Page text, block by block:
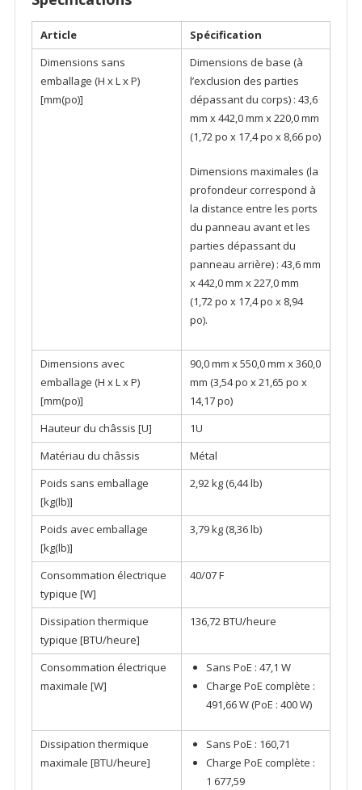
Article
Spécification
Dimensions sans
emballage (H x L x P)
[mm(po)]
Dimensions de base (à
l’exclusion des parties
dépassant du corps) : 43,6
mm x 442,0 mm x 220,0 mm
(1,72 po x 17,4 po x 8,66 po)
Dimensions maximales (la
profondeur correspond à
la distance entre les ports
du panneau avant et les
parties dépassant du
panneau arrière) : 43,6 mm
x 442,0 mm x 227,0 mm
(1,72 po x 17,4 po x 8,94
po).
Dimensions avec
emballage (H x L x P)
[mm(po)]
90,0 mm x 550,0 mm x 360,0
mm (3,54 po x 21,65 po x
14,17 po)
Hauteur du châssis [U]
1U
Matériau du châssis
Métal
Poids sans emballage
[kg(lb)]
2,92 kg (6,44 lb)
Poids avec emballage
[kg(lb)]
3,79 kg (8,36 lb)
Consommation électrique
typique [W]
40/07 F
Dissipation thermique
typique [BTU/heure]
136,72 BTU/heure
Consommation électrique
maximale [W]
Sans PoE : 47,1 W
Charge PoE complète :
491,66 W (PoE : 400 W)
Dissipation thermique
maximale [BTU/heure]
Sans PoE : 160,71
Charge PoE complète :
1 677,59